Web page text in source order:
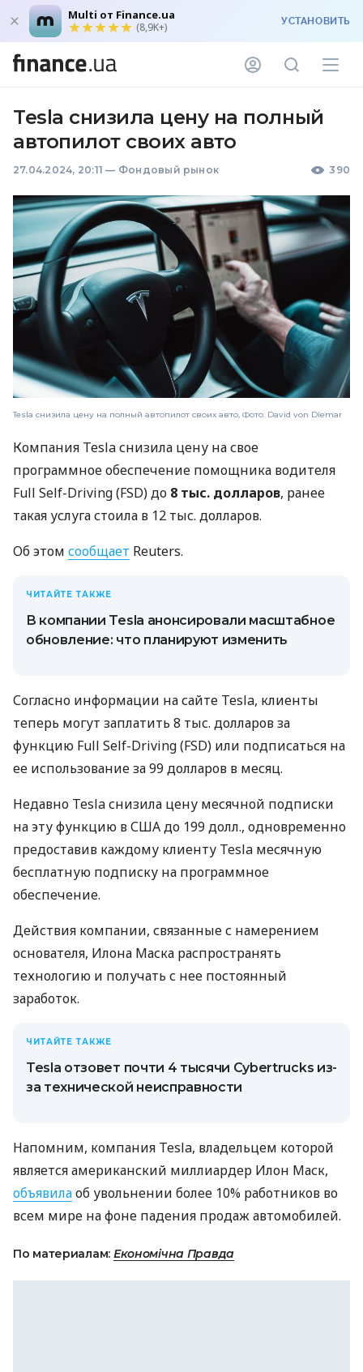
Multi от Finance.ua
(8,9K+) УСТАНОВИТЬ
Tesla снизила цену на полный
автопилот своих авто
27.04.2024, 20:11 — Фондовый рынок 390
Tesla снизила цену на полный автопилот своих авто, Фото: David von Diemar
Компания Tesla снизила цену на свое
программное обеспечение помощника водителя
Full Self-Driving (FSD) до 8 тыс. долларов, ранее
такая услуга стоила в 12 тыс. долларов.
Об этом сообщает Reuters.
ЧИТАЙТЕ ТАКЖЕ
В компании Tesla анонсировали масштабное
обновление: что планируют изменить
Согласно информации на сайте Tesla, клиенты
теперь могут заплатить 8 тыс. долларов за
функцию Full Self-Driving (FSD) или подписаться на
ее использование за 99 долларов в месяц.
Недавно Tesla снизила цену месячной подписки
на эту функцию в США до 199 долл., одновременно
предоставив каждому клиенту Tesla месячную
бесплатную подписку на программное
обеспечение.
Действия компании, связанные с намерением
основателя, Илона Маска распространять
технологию и получать с нее постоянный
заработок.
ЧИТАЙТЕ ТАКЖЕ
Tesla отзовет почти 4 тысячи Cybertrucks из-
за технической неисправности
Напомним, компания Tesla, владельцем которой
является американский миллиардер Илон Маск,
объявилаоб увольнении более 10% работников во
всем мире на фоне падения продаж автомобилей.
По материалам: Економічна Правда